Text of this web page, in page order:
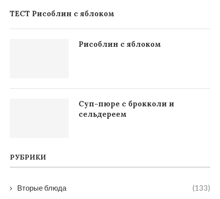
ТЕСТ Рисоблин с яблоком
Рисоблин с яблоком
Суп-пюре с брокколи и
сельдереем
РУБРИКИ
Вторые блюда (133)